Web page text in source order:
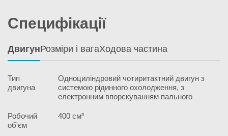
Специфікації
ДвигунРозміри і вагаХодова частина
Тип
двигуна
Одноциліндровий чотиритактний двигун з
системою рідинного охолодження, з
електронним впорскуванням пального
Робочий
об'єм
400 см³